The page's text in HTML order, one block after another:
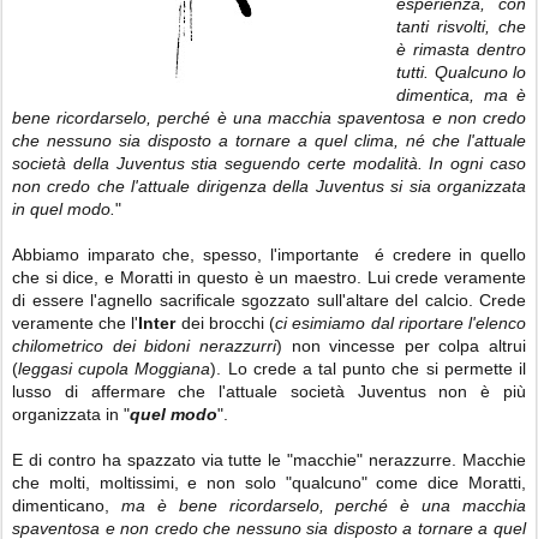
tanti risvolti, che
è rimasta dentro
tutti. Qualcuno lo
dimentica, ma è
bene ricordarselo, perché è una macchia spaventosa e non credo
che nessuno sia disposto a tornare a quel clima, né che l'attuale
società della Juventus stia seguendo certe modalità.In ogni caso
non credo che l'attuale dirigenza della Juventus si sia organizzata
in quel modo. "
Abbiamo imparato che, spesso, l'importante é credere in quello
che si dice, e Moratti in questo è un maestro. Lui crede veramente
di essere l'agnello sacrificale sgozzato sull'altare del calcio. Crede
veramente che l'Interdei brocchi (ci esimiamo dal riportare l'elenco
chilometrico dei bidoni nerazzurri) non vincesse per colpa altrui
(leggasi cupola Moggiana). Lo crede a tal punto che si permette il
lusso di affermare che l'attuale società Juventus non è più
organizzata in "quel modo".
E di contro ha spazzato via tutte le "macchie" nerazzurre. Macchie
che molti, moltissimi, e non solo "qualcuno" come dice Moratti,
dimenticano, ma è bene ricordarselo, perché è una macchia
spaventosa e non credo che nessuno sia disposto a tornare a quel